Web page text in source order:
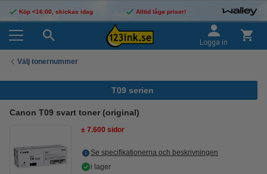
Köp <16:00, skickas idag Alltid låga priser!
Logga in
Välj tonernummer
T09 serien
Canon T09 svart toner (original)
± 7.600 sidor
Se specifikationerna och beskrivningen
i lager